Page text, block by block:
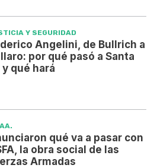
Y SEGURIDAD
Angelini, de Bullrich a
por qué pasó a Santa
y qué hará
qué va a pasar con
la obra social de las
Armadas